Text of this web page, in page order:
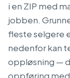
i en ZIP med
jobben.
fleste selgere
nedenfor kan
oppløsning —
oppføring med